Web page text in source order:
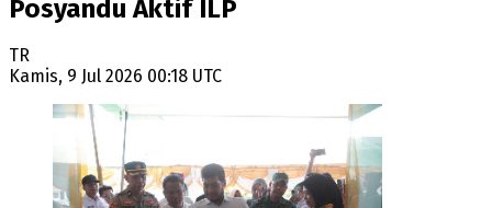
Posyandu Aktif ILP
TR
Kamis, 9 Jul 2026 00:18 UTC